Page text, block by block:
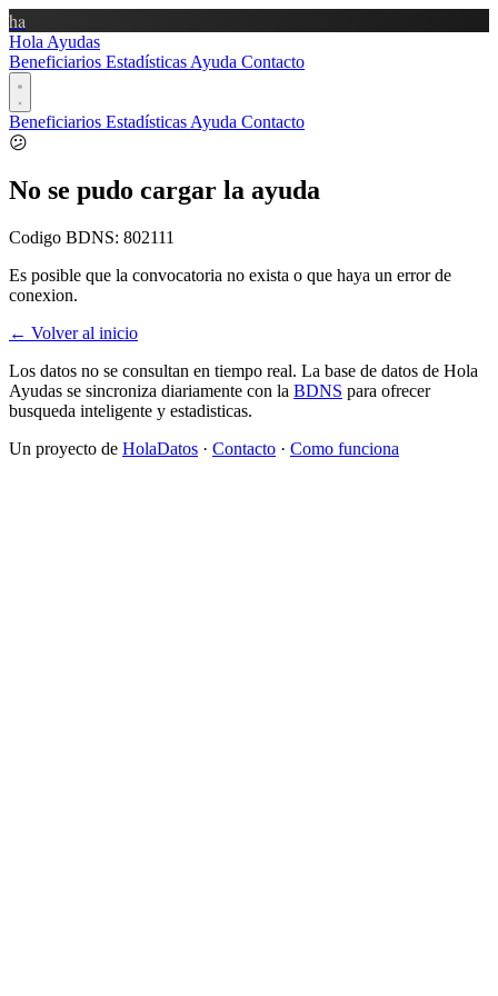
ha
Hola Ayudas
Beneficiarios Estadísticas Ayuda Contacto
Beneficiarios Estadísticas Ayuda Contacto
😕
No se pudo cargar la ayuda
Codigo BDNS: 802111
Es posible que la convocatoria no exista o que haya un error de
conexion.
← Volver al inicio
Los datos no se consultan en tiempo real. La base de datos de Hola
Ayudas se sincroniza diariamente con la BDNS para ofrecer
busqueda inteligente y estadisticas.
Un proyecto de HolaDatos · Contacto · Como funciona